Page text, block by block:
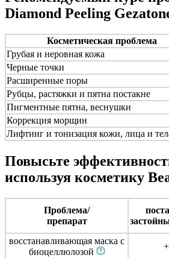
Diamond Peeling
Косметическая проблема
Грубая и неровная кожа
Черные точки
Расширенные поры
Рубцы, растяжки и пятна постакне
Пигментные пятна, веснушки
Коррекция морщин
Лифтинг и тонизация кожи, лица и
Повысьте
используя косметику
Проблема/
препарат
восстанавливающая маска с
биоцеллюлозой
+